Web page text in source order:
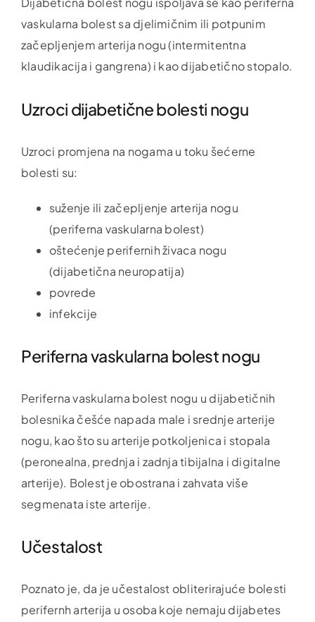
vaskularna bolest sa djelimičnim ili potpunim
začepljenjem arterija nogu (intermitentna
klaudikacija i gangrena) i kao dijabetično stopalo.
Uzroci dijabetične bolesti nogu
Uzroci promjena na nogama u toku šećerne
bolesti su:
suženje ili začepljenje arterija nogu
(periferna vaskularna bolest)
oštećenje perifernih živaca nogu
(dijabetična neuropatija)
povrede
infekcije
Periferna vaskularna bolest nogu
Periferna vaskularna bolest nogu u dijabetičnih
bolesnika češće napada male i srednje arterije
nogu, kao što su arterije potkoljenica i stopala
(peronealna, prednja i zadnja tibijalna i digitalne
arterije). Bolest je obostrana i zahvata više
segmenata iste arterije.
Učestalost
Poznato je, da je učestalost obliterirajuće bolesti
perifernh arterija u osoba koje nemaju dijabetes